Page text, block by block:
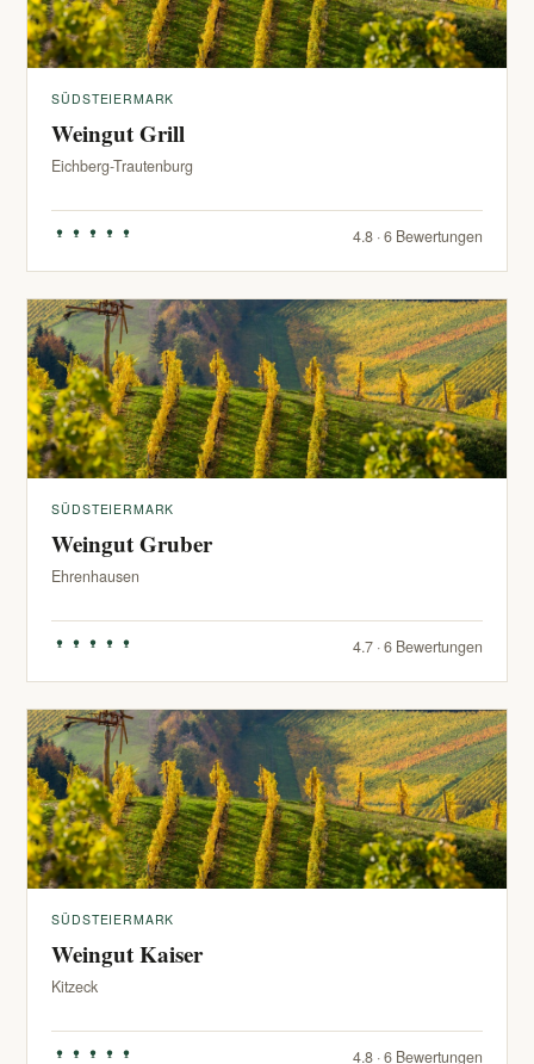
SÜDSTEIERMARK
Weingut Grill
Eichberg-Trautenburg
4.8 · 6 Bewertungen
SÜDSTEIERMARK
Weingut Gruber
Ehrenhausen
4.7 · 6 Bewertungen
SÜDSTEIERMARK
Weingut Kaiser
Kitzeck
4.8 · 6 Bewertungen